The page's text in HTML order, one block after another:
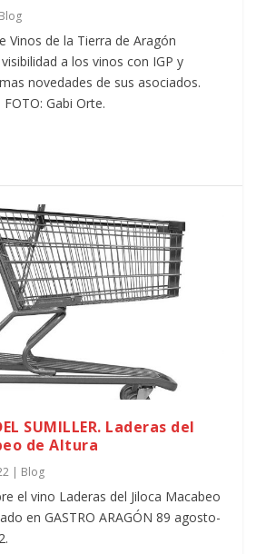
Blog
Vinos de la Tierra de Aragón
a los vinos con IGP y
novedades de sus asociados.
Gabi Orte.
SUMILLER. Laderas del
de Altura
| Blog
el vino Laderas del Jiloca Macabeo
en GASTRO ARAGÓN 89 agosto-